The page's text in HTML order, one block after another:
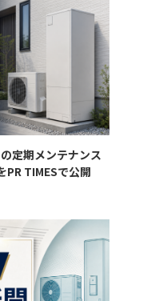
定期メンテナンス
PR TIMESで公開